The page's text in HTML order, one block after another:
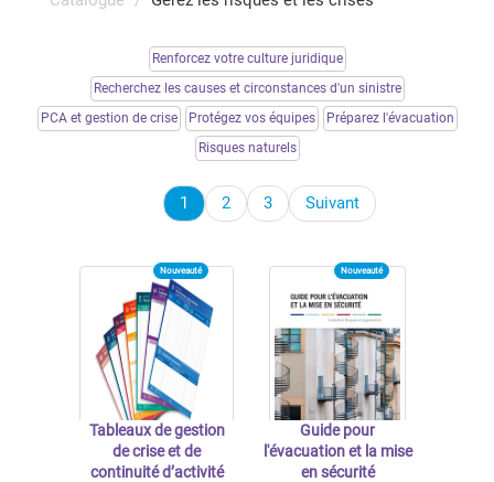
Renforcez votre culture juridique
Recherchez les causes et circonstances d'un sinistre
PCA et gestion de crise
Protégez vos équipes
Préparez l'évacuation
Risques naturels
1 2 3 Suivant
Nouveauté
Tableaux de gestion
de crise et de
continuité d’activité
Nouveauté
Guide pour
l'évacuation et la mise
en sécurité